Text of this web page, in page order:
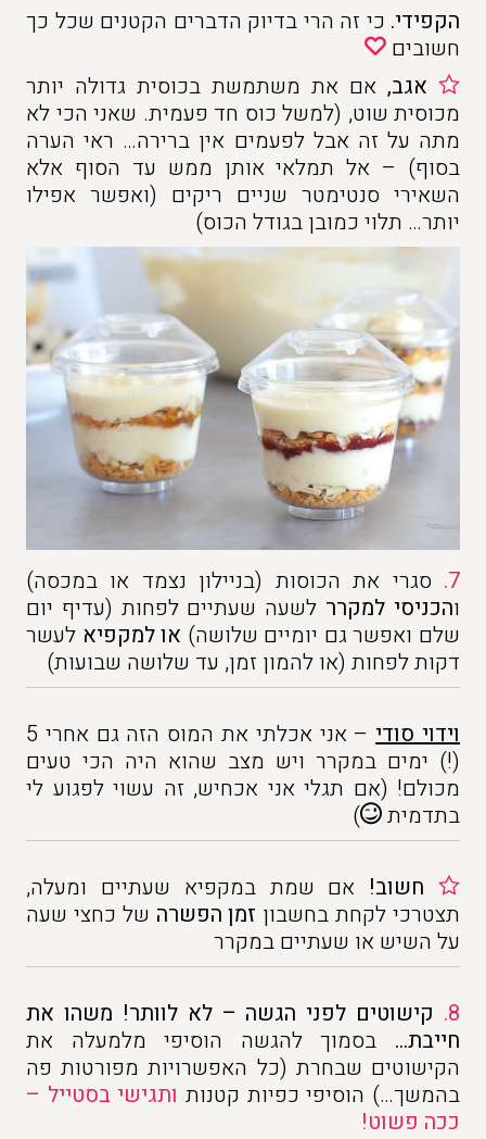
הקפידי. כי זה הרי בדיוק הדברים הקטנים שכל כך
חשובים
אגב, אם את משתמשת בכוסית גדולה יותר
מכוסית שוט, (למשל כוס חד פעמית. שאני הכי לא
מתה על זה אבל לפעמים אין ברירה… ראי הערה
בסוף) – אל תמלאי אותן ממש עד הסוף אלא
השאירי סנטימטר שניים ריקים (ואפשר אפילו
יותר… תלוי כמובן בגודל הכוס)
7. סגרי את הכוסות (בניילון נצמד או במכסה)
והכניסי למקרר לשעה שעתיים לפחות (עדיף יום
שלם ואפשר גם יומיים שלושה) או למקפיא לעשר
דקות לפחות (או להמון זמן, עד שלושה שבועות)
וידוי סודי
– אני אכלתי את המוס הזה גם אחרי 5
(!) ימים במקרר ויש מצב שהוא היה הכי טעים
מכולם! (אם תגלי אני אכחיש, זה עשוי לפגוע לי
בתדמית
)
חשוב! אם שמת במקפיא שעתיים ומעלה,
תצטרכי לקחת בחשבון זמן הפשרה של כחצי שעה
על השיש או שעתיים במקרר
8. קישוטים לפני הגשה – לא לוותר! משהו את
חייבת… בסמוך להגשה הוסיפי מלמעלה את
הקישוטים שבחרת (כל האפשרויות מפורטות פה
בהמשך…) הוסיפי כפיות קטנות ותגישי בסטייל –
ככה פשוט!